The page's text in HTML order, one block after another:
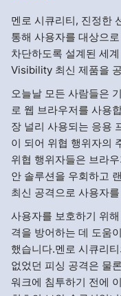
멘로 시큐리티, 진정한
통해 사용자를 대상으
차단하도록 설계된 세
Visibility 최신 제품을
오늘날 모든 사람들은
로 웹 브라우저를 사용
장 널리 사용되는 응용
이 되어 위협 행위자의
위협 행위자들은 브라
안 솔루션을 우회하고
최신 공격으로 사용자
사용자를 보호하기 위
격을 방어하는 데 도움
했습니다.멘로 시큐리티
없었던 피싱 공격은 물
워크에 침투하기 전에